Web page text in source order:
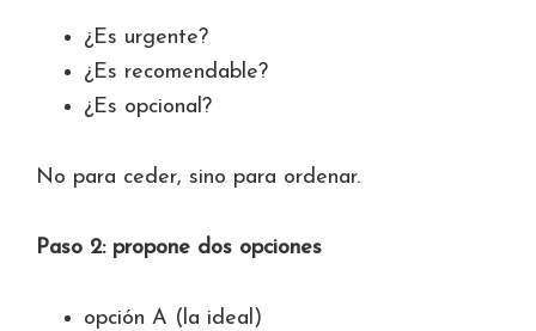
¿Es urgente?
¿Es recomendable?
¿Es opcional?
No para ceder, sino para ordenar.
Paso 2: propone dos opciones
opción A (la ideal)